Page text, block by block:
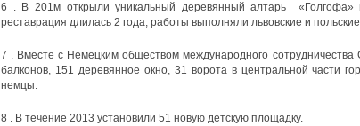
6 . В 201м открыли уникальный деревянный алтарь «Голгофа»
реставрация длилась 2 года, работы выполняли львовские и
7 . Вместе с Немецким обществом международного сотрудничества
балконов, 151 деревянное окно, 31 ворота в центральной части
немцы.
8 . В течение 2013 установили 51 новую детскую площадку.